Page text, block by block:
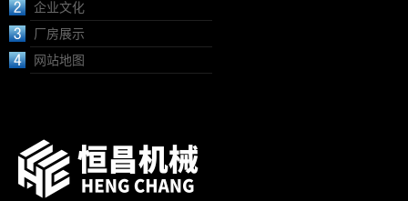
企业文化
厂房展示
网站地图